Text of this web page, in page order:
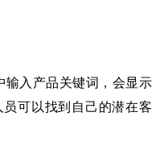
输入产品关键词，会显示
可以找到自己的潜在客